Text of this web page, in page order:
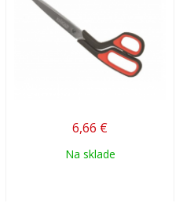
6,66 €
Na sklade